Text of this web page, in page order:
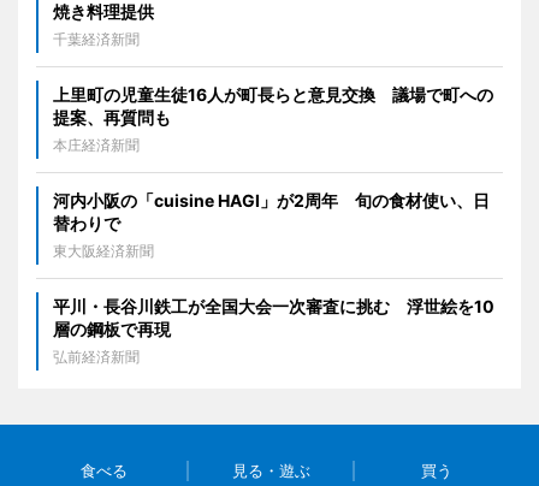
焼き料理提供
千葉経済新聞
上里町の児童生徒16人が町長らと意見交換 議場で町への
提案、再質問も
本庄経済新聞
河内小阪の「cuisine HAGI」が2周年 旬の食材使い、日
替わりで
東大阪経済新聞
平川・長谷川鉄工が全国大会一次審査に挑む 浮世絵を10
層の鋼板で再現
弘前経済新聞
食べる 見る・遊ぶ 買う